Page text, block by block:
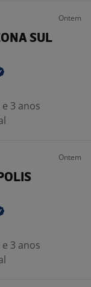
SUL
Ontem
3 anos
Ontem
3 anos